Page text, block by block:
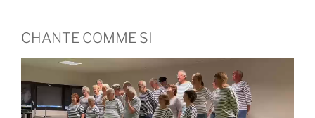
CHANTE COMME SI